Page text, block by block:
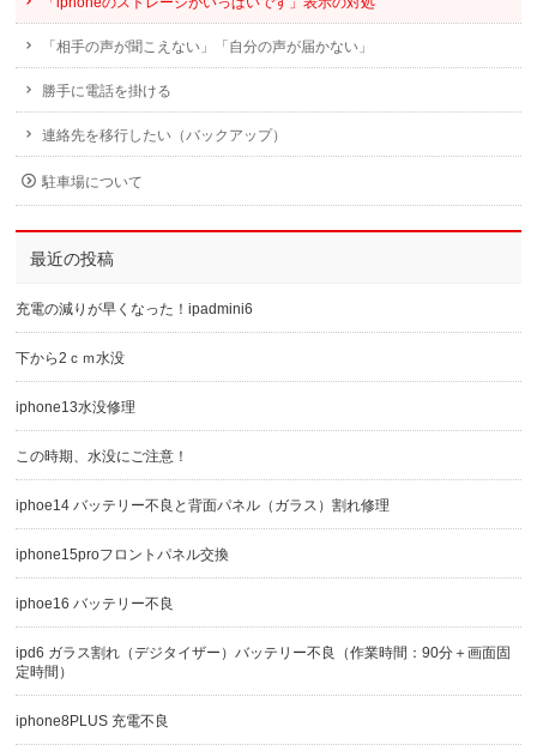
「相手の声が聞こえない」「自分の声が届かない」
勝手に電話を掛ける
連絡先を移行したい（バックアップ）
駐車場について
最近の投稿
充電の減りが早くなった！ipadmini6
下から2ｃｍ水没
iphone13水没修理
この時期、水没にご注意！
iphoe14 バッテリー不良と背面パネル（ガラス）割れ修理
iphone15proフロントパネル交換
iphoe16 バッテリー不良
ipd6 ガラス割れ（デジタイザー）バッテリー不良（作業時間：90分＋画面固
定時間）
iphone8PLUS 充電不良